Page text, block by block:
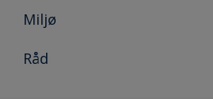
Kontakt oss
Prosjekt
Miljø
Bærekraftig utvikling
Råd